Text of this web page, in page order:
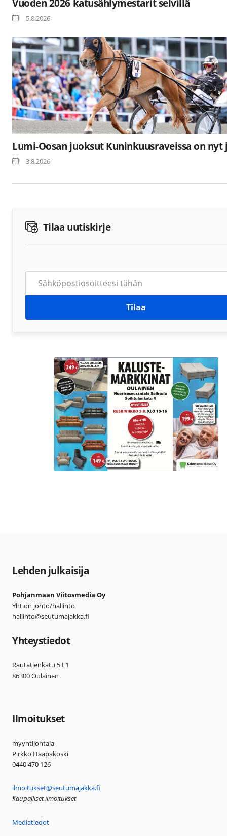
Vuoden 2026 katusählymestarit selvillä
5.8.2026
Lumi-Oosan juoksut Kuninkuusraveissa on nyt
3.8.2026
Tilaa uutiskirje
Tilaa
Lehden julkaisija
Pohjanmaan Viitosmedia Oy
Yhtiön johto/hallinto
hallinto@seutumajakka.fi
Yhteystiedot
Rautatienkatu 5 L1
86300 Oulainen
Ilmoitukset
myyntijohtaja
Pirkko Haapakoski
0440 470 126
ilmoitukset@seutumajakka.fi
Kaupalliset ilmoitukset
Mediatiedot